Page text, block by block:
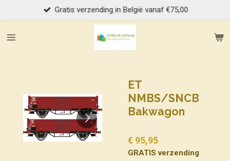
direct
naar
Gratis verzending in België vanaf €75,00
ET
NMBS/SNCB
Bakwagon
€ 95,95
GRATIS verzending